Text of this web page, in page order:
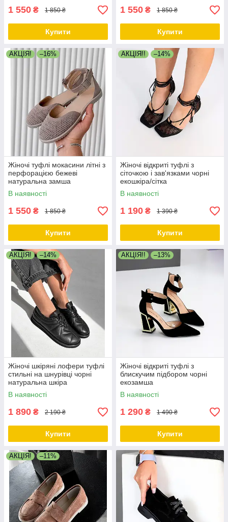
1 550 ₴ 1 850 ₴
Купити
1 550 ₴ 1 850 ₴
Купити
АКЦІЯ! –16%
Жіночі туфлі мокасини літні з
перфорацією бежеві
натуральна замша
В наявності
1 550 ₴ 1 850 ₴
Купити
АКЦІЯ!! –14%
Жіночі відкриті туфлі з
сіточкою і зав'язками чорні
екошкіра/сітка
В наявності
1 190 ₴ 1 390 ₴
Купити
АКЦІЯ! –14%
Жіночі шкіряні лофери туфлі
стильні на шнурівці чорні
натуральна шкіра
В наявності
1 890 ₴ 2 190 ₴
Купити
АКЦІЯ!! –13%
Жіночі відкриті туфлі з
блискучим підбором чорні
екозамша
В наявності
1 290 ₴ 1 490 ₴
Купити
АКЦІЯ! –11%